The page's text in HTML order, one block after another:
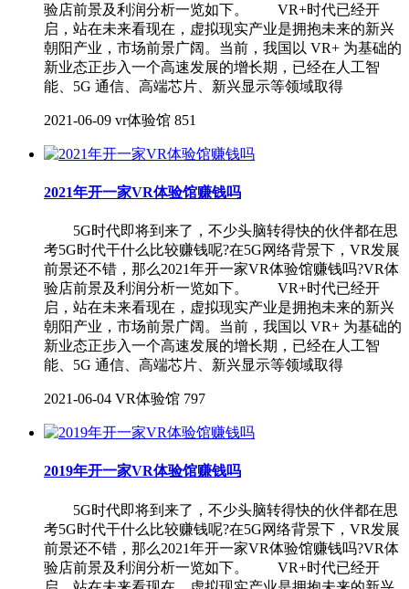
验店前景及利润分析一览如下。 VR+时代已经开
启，站在未来看现在，虚拟现实产业是拥抱未来的新兴
朝阳产业，市场前景广阔。当前，我国以 VR+ 为基础的
新业态正步入一个高速发展的增长期，已经在人工智
能、5G 通信、高端芯片、新兴显示等领域取得
2021-06-09 vr体验馆 851
2021年开一家VR体验馆赚钱吗
5G时代即将到来了，不少头脑转得快的伙伴都在思
考5G时代干什么比较赚钱呢?在5G网络背景下，VR发展
前景还不错，那么2021年开一家VR体验馆赚钱吗?VR体
验店前景及利润分析一览如下。 VR+时代已经开
启，站在未来看现在，虚拟现实产业是拥抱未来的新兴
朝阳产业，市场前景广阔。当前，我国以 VR+ 为基础的
新业态正步入一个高速发展的增长期，已经在人工智
能、5G 通信、高端芯片、新兴显示等领域取得
2021-06-04 VR体验馆 797
2019年开一家VR体验馆赚钱吗
5G时代即将到来了，不少头脑转得快的伙伴都在思
考5G时代干什么比较赚钱呢?在5G网络背景下，VR发展
前景还不错，那么2021年开一家VR体验馆赚钱吗?VR体
验店前景及利润分析一览如下。 VR+时代已经开